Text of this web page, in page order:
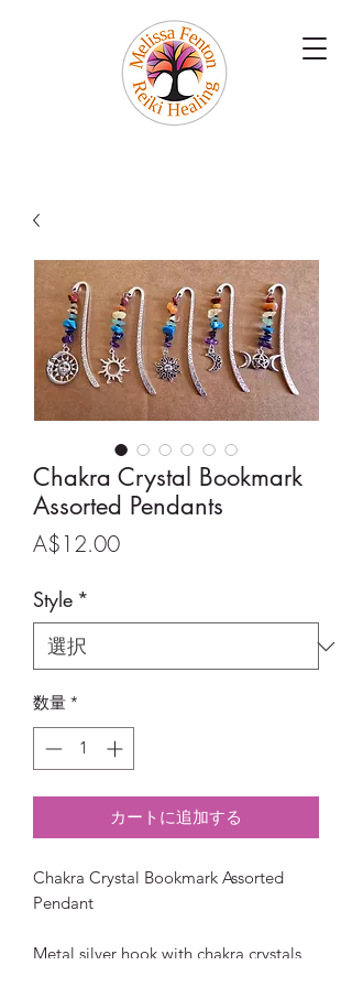
Chakra Crystal Bookmark
Assorted Pendants
A$12.00価
Style *
数量 *
カートに追加する
Chakra Crystal Bookmark Assorted
Pendant
Metal silver hook with chakra crystals